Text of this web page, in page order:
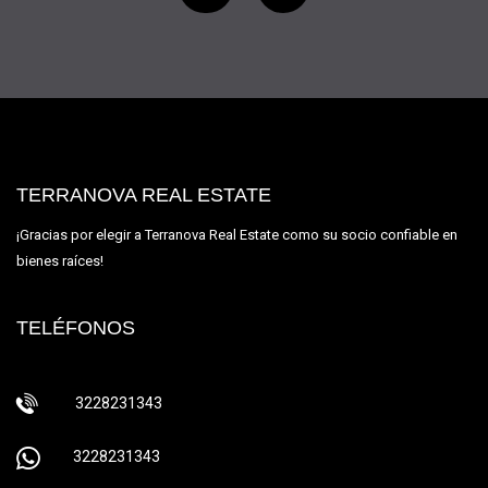
TERRANOVA REAL ESTATE
¡Gracias por elegir a Terranova Real Estate como su socio confiable en
bienes raíces!
TELÉFONOS
3228231343
3228231343